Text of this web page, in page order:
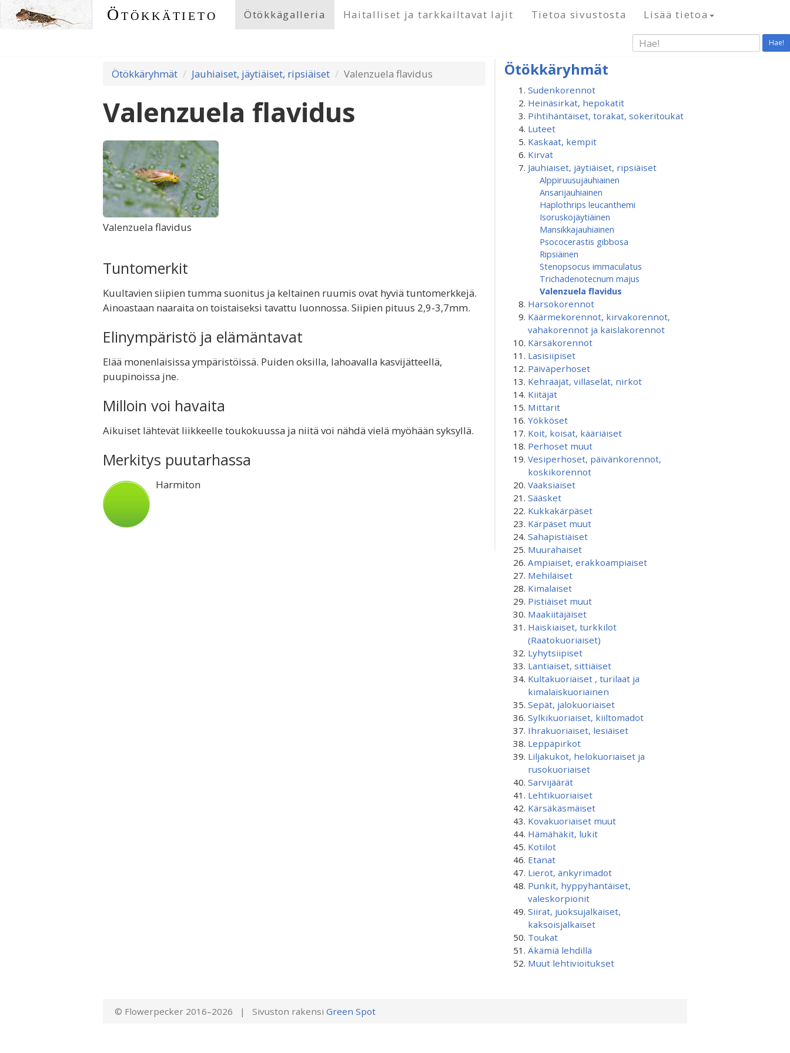
Ötökkätieto Ötökkägalleria Haitalliset ja tarkkailtavat lajit Tietoa sivustosta Lisää tietoa
Hae!
Ötökkäryhmät Jauhiaiset, jäytiäiset, ripsiäiset Valenzuela flavidus
Valenzuela flavidus
Valenzuela flavidus
Tuntomerkit
Kuultavien siipien tumma suonitus ja keltainen ruumis ovat hyviä tuntomerkkejä.
Ainoastaan naaraita on toistaiseksi tavattu luonnossa. Siipien pituus 2,9-3,7mm.
Elinympäristö ja elämäntavat
Elää monenlaisissa ympäristöissä. Puiden oksilla, lahoavalla kasvijätteellä,
puupinoissa jne.
Milloin voi havaita
Aikuiset lähtevät liikkeelle toukokuussa ja niitä voi nähdä vielä myöhään syksyllä.
Merkitys puutarhassa
Harmiton
Ötökkäryhmät
Sudenkorennot
Heinäsirkat, hepokatit
Pihtihäntäiset, torakat, sokeritoukat
Luteet
Kaskaat, kempit
Kirvat
Jauhiaiset, jäytiäiset, ripsiäiset
Alppiruusu­jauhiainen
Ansarijauhiainen
Haplothrips leucanthemi
Isoruskojäytiäinen
Mansikkajauhiainen
Psococerastis gibbosa
Ripsiäinen
Stenopsocus immaculatus
Trichadenotecnum majus
Valenzuela flavidus
Harsokorennot
Käärmekorennot, kirvakorennot,
vahakorennot ja kaislakorennot
Kärsäkorennot
Lasisiipiset
Päiväperhoset
Kehrääjät, villaselät, nirkot
Kiitäjät
Mittarit
Yökköset
Koit, koisat, kääriäiset
Perhoset muut
Vesiperhoset, päivänkorennot,
koskikorennot
Vaaksiaiset
Sääsket
Kukkakärpäset
Kärpäset muut
Sahapistiäiset
Muurahaiset
Ampiaiset, erakkoampiaiset
Mehiläiset
Kimalaiset
Pistiäiset muut
Maakiitäjäiset
Haiskiaiset, turkkilot
(Raatokuoriaiset)
Lyhytsiipiset
Lantiaiset, sittiäiset
Kultakuoriaiset , turilaat ja
kimalaiskuoriainen
Sepät, jalokuoriaiset
Sylkikuoriaiset, kiiltomadot
Ihrakuoriaiset, lesiäiset
Leppäpirkot
Liljakukot, helokuoriaiset ja
rusokuoriaiset
Sarvijäärät
Lehtikuoriaiset
Kärsäkäsmäiset
Kovakuoriaiset muut
Hämähäkit, lukit
Kotilot
Etanat
Lierot, änkyrimadot
Punkit, hyppyhäntäiset,
valeskorpionit
Siirat, juoksujalkaiset,
kaksoisjalkaiset
Toukat
Äkämiä lehdillä
Muut lehtivioitukset
© Flowerpecker 2016–2026 | Sivuston rakensi Green Spot